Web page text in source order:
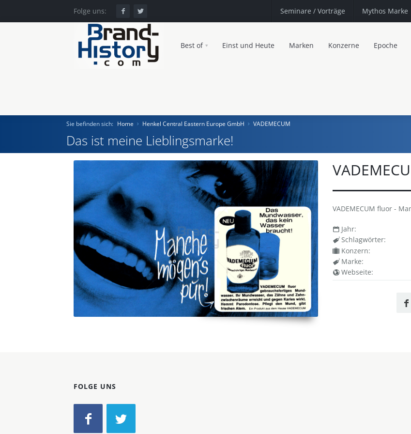
Folge uns: Seminare / Vorträge Mythos Marke
Best of Einst und Heute Marken Konzerne Epoche
Home
Einst und Heute
Marken
Konzerne
Epoche
Sie befinden sich: Home Henkel Central Eastern Europe GmbH VADEMECUM
Das ist meine Lieblingsmarke!
VADEMECUM fluor -
Jahr:
Schlagwörter:
Konzern:
Marke:
Webseite:
FOLGE UNS